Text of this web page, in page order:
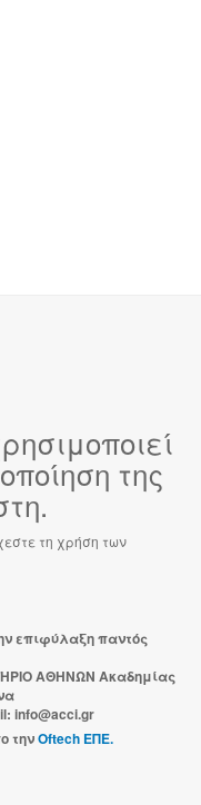
της
τη χρήση των
επιφύλαξη παντός
ΑΘΗΝΩΝ Ακαδημίας
info@acci.gr
τηνOftech ΕΠΕ.